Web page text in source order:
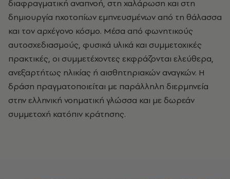
διαφραγματική αναπνοή, στη χαλάρωση και στη
δημιουργία ηχοτοπίων εμπνευσμένων από τη θάλασσα
και τον αρχέγονο κόσμο. Μέσα από φωνητικούς
αυτοσχεδιασμούς, φυσικά υλικά και συμμετοχικές
πρακτικές, οι συμμετέχοντες εκφράζονται ελεύθερα,
ανεξαρτήτως ηλικίας ή αισθητηριακών αναγκών. Η
δράση πραγματοποιείται με παράλληλη διερμηνεία
στην ελληνική νοηματική γλώσσα και με δωρεάν
συμμετοχή κατόπιν κράτησης.